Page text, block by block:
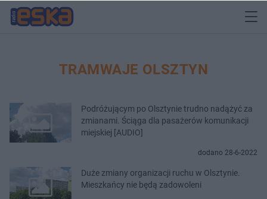
TRAMWAJE OLSZTYN
Podróżującym po Olsztynie trudno nadążyć za
zmianami. Ściąga dla pasażerów komunikacji
miejskiej [AUDIO]
dodano 28-6-2022
Duże zmiany organizacji ruchu w Olsztynie.
Mieszkańcy nie będą zadowoleni